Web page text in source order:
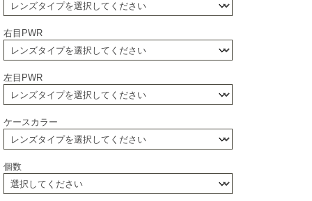
右目PWR
左目PWR
ケースカラー
個数